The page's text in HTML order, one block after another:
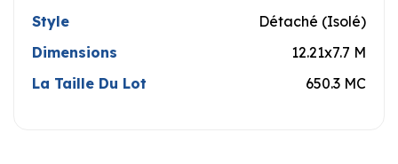
Style
Détaché (Isolé)
Dimensions
12.21x7.7 M
La Taille Du Lot
650.3 MC